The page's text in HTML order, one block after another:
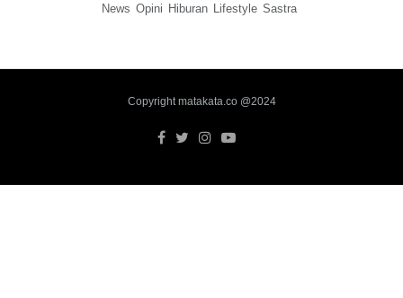
News Opini Hiburan Lifestyle Sastra
Copyright matakata.co @2024